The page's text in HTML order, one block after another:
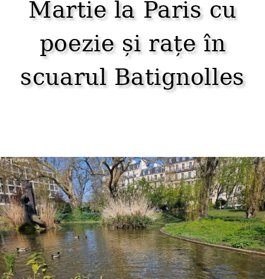
Martie la Paris cu
poezie și rațe în
scuarul Batignolles